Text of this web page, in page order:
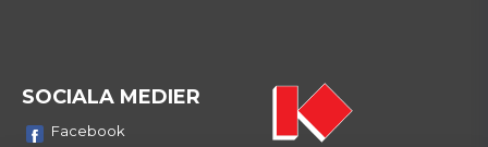
SOCIALA MEDIER
Facebook